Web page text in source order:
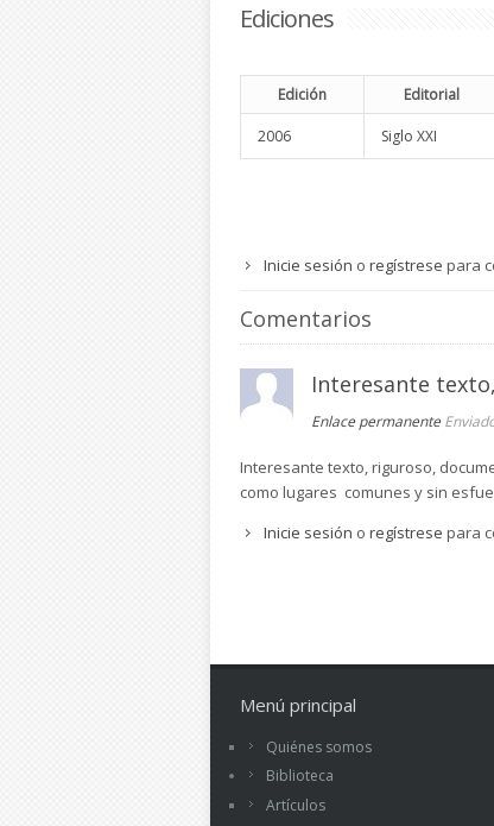
Ediciones
Edición Editorial
2006 Siglo XXI
Inicie sesión o regístrese para
Comentarios
Interesante
Enlace permanente
Interesante texto, riguroso,
como lugares comunes y sin
Inicie sesión o regístrese para
Menú principal
Quiénes somos
Biblioteca
Artículos